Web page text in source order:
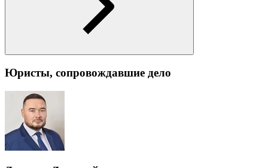
Юристы, сопровождавшие дело